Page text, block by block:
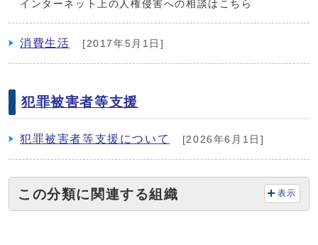
インターネット上の人権侵害への相談はこちら
消費生活 [2017年5月1日]
犯罪被害者等支援
犯罪被害者等支援について [2026年6月1日]
この分類に関連する組織 表示